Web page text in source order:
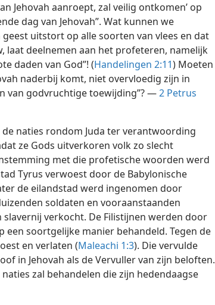
Jehovah aanroept, zal veilig ontkomen’ op
dag van Jehovah”. Wat kunnen we
uitstort op alle soorten van vlees en dat
laat deelnemen aan het profeteren, namelijk
daden van God”! (Handelingen 2:11) Moeten
naderbij komt, niet overvloedig zijn in
van godvruchtige toewijding”? —2 Petrus
naties rondom Juda ter verantwoording
ze Gods uitverkoren volk zo slecht
met die profetische woorden werd
Tyrus verwoest door de Babylonische
de eilandstad werd ingenomen door
soldaten en vooraanstaanden
slavernij verkocht. De Filistijnen werden door
een soortgelijke manier behandeld. Tegen de
en verlaten (Maleachi 1:3). Die vervulde
in Jehovah als de Vervuller van zijn beloften.
zal behandelen die zijn hedendaagse